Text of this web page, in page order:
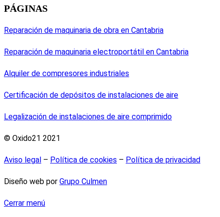
PÁGINAS
Reparación de maquinaria de obra en Cantabria
Reparación de maquinaria electroportátil en Cantabria
Alquiler de compresores industriales
Certificación de depósitos de instalaciones de aire
Legalización de instalaciones de aire comprimido
© Oxido21 2021
Aviso legal – Política de cookies – Política de privacidad
Diseño web por Grupo Culmen
Cerrar menú